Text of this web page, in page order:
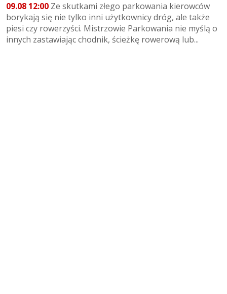
09.08 12:00 Ze skutkami złego parkowania kierowców
borykają się nie tylko inni użytkownicy dróg, ale także
piesi czy rowerzyści. Mistrzowie Parkowania nie myślą o
innych zastawiając chodnik, ścieżkę rowerową lub...